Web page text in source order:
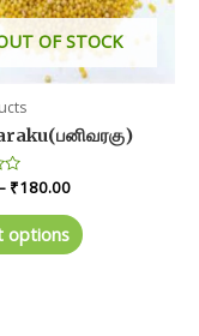
OF STOCK
₹180.00Price
₹90.00
through
options product